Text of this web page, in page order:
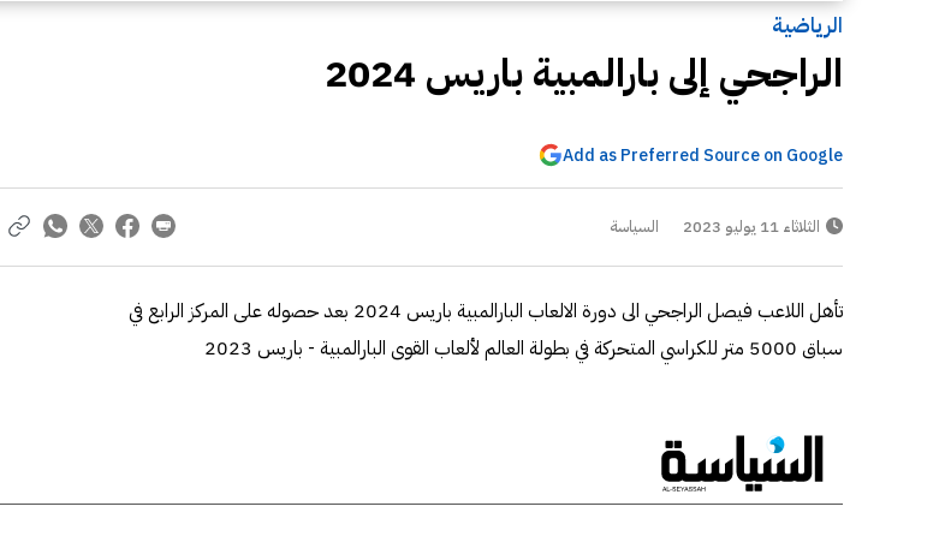
الرياضية
الراجحي إلى بارالمبية باريس 2024
Add as Preferred Source on Google
الثلاثاء 11 يوليو 2023 السياسة
تأهل اللاعب فيصل الراجحي الى دورة الالعاب البارالمبية باريس 2024 بعد حصوله على المركز الرابع في
سباق 5000 متر للكراسي المتحركة في بطولة العالم لألعاب القوى البارالمبية - باريس 2023